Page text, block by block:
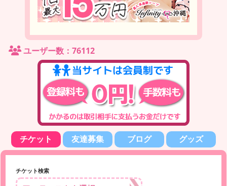
ユーザー数：76112
チケット 友達募集 ブログ グッズ
チケット検索